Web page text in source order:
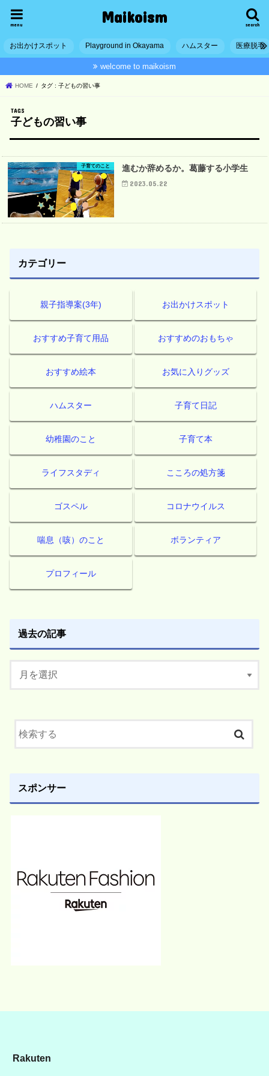
Maikoism search
menu
お出かけスポット Playground in Okayama ハムスター 医療脱毛
welcome to maikoism
HOME タグ : 子どもの習い事
子どもの習い事
子育てのこと 進むか辞めるか。葛藤する小学生
2023.05.22
カテゴリー
親子指導案(3年) お出かけスポット
おすすめ子育て用品 おすすめのおもちゃ
おすすめ絵本 お気に入りグッズ
ハムスター 子育て日記
幼稚園のこと 子育て本
ライフスタディ こころの処方箋
ゴスペル コロナウイルス
喘息（咳）のこと ボランティア
プロフィール
過去の記事
スポンサー
Rakuten